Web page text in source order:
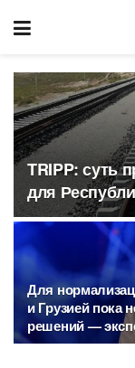
TRIPP: суть
для
Для
и Грузией пока
решений —